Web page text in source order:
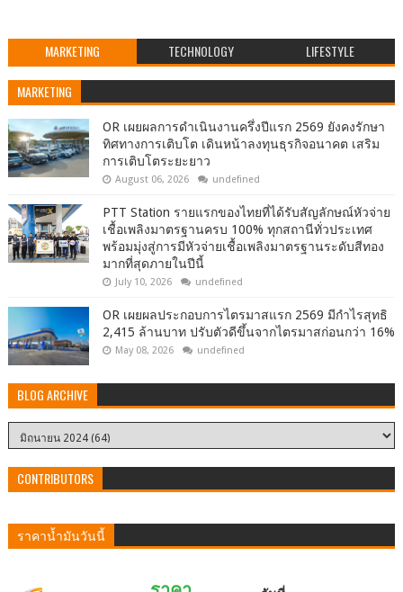
MARKETING TECHNOLOGY LIFESTYLE
MARKETING
OR เผยผลการดำเนินงานครึ่งปีแรก 2569 ยังคงรักษา
ทิศทางการเติบโต เดินหน้าลงทุนธุรกิจอนาคต เสริม
การเติบโตระยะยาว
August 06, 2026 undefined
PTT Station รายแรกของไทยที่ได้รับสัญลักษณ์หัวจ่าย
เชื้อเพลิงมาตรฐานครบ 100% ทุกสถานีทั่วประเทศ
พร้อมมุ่งสู่การมีหัวจ่ายเชื้อเพลิงมาตรฐานระดับสีทอง
มากที่สุดภายในปีนี้
July 10, 2026 undefined
OR เผยผลประกอบการไตรมาสแรก 2569 มีกำไรสุทธิ
2,415 ล้านบาท ปรับตัวดีขึ้นจากไตรมาสก่อนกว่า 16%
May 08, 2026 undefined
BLOG ARCHIVE
CONTRIBUTORS
ราคาน้ำมันวันนี้